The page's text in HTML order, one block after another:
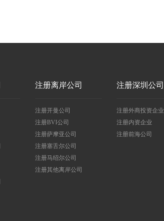
注册离岸公司
注册开曼公司
注册BVI公司
注册萨摩亚公司
注册塞舌尔公司
注册马绍尔公司
注册其他离岸公司
注册深圳公司
注册外商投资企业
注册内资企业
注册前海公司